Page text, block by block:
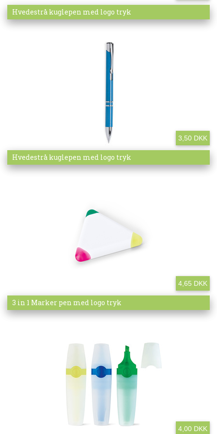
Hvedestrå kuglepen med logo tryk
Mere info
3,50 DKK
Hvedestrå kuglepen med logo tryk
Mere info
4,65 DKK
3 in 1 Marker pen med logo tryk
Mere info
4,00 DKK